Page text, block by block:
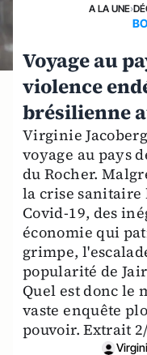
A LA UNE›
Voyage au
violence
brésilienne
Virginie
voyage au pays
du Rocher.
la crise sanitaire
Covid-19, des
économie qui
grimpe,
popularité de
Quel est donc le
vaste enquête
pouvoir. Extrait